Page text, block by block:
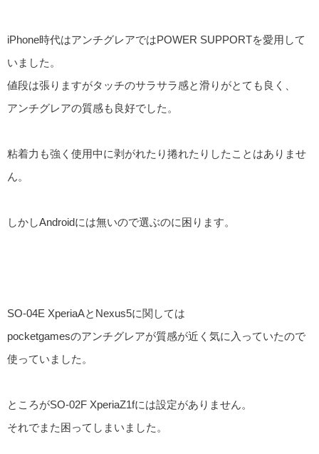
iPhone時代はアンチグレアではPOWER SUPPORTを愛用して
いました。
値段は張りますがタッチのサラサラ感と滑りがとても良く、
アンチグレアの質感も良好でした。
粘着力も強く使用中に剥がれたり捲れたりしたことはありませ
ん。
しかしAndroidには無いので選ぶのに困ります。
SO-04E XperiaAとNexus5に関しては
pocketgamesのアンチグレアが質感が近く気に入っていたので
使っていました。
ところがSO-02F XperiaZ1fには設定がありません。
それでまた困ってしまいました。